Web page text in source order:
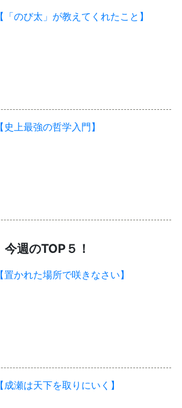
【「のび太」が教えてくれたこと】
【史上最強の哲学入門】
今週のTOP５！
【置かれた場所で咲きなさい】
【成瀬は天下を取りにいく】